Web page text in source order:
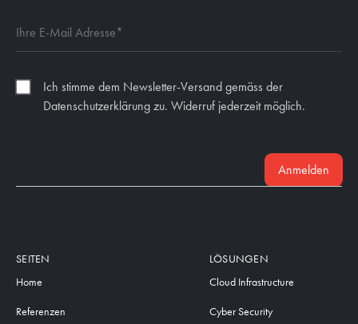
Ich stimme dem Newsletter-Versand gemäss der
Datenschutzerklärung zu. Widerruf jederzeit möglich.
Anmelden
SEITEN
Home
Referenzen
LÖSUNGEN
Cloud Infrastructure
Cyber Security